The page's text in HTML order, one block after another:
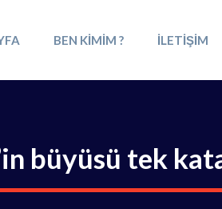
BEN KIMIM ? İLETIŞIM
büyüsü tek